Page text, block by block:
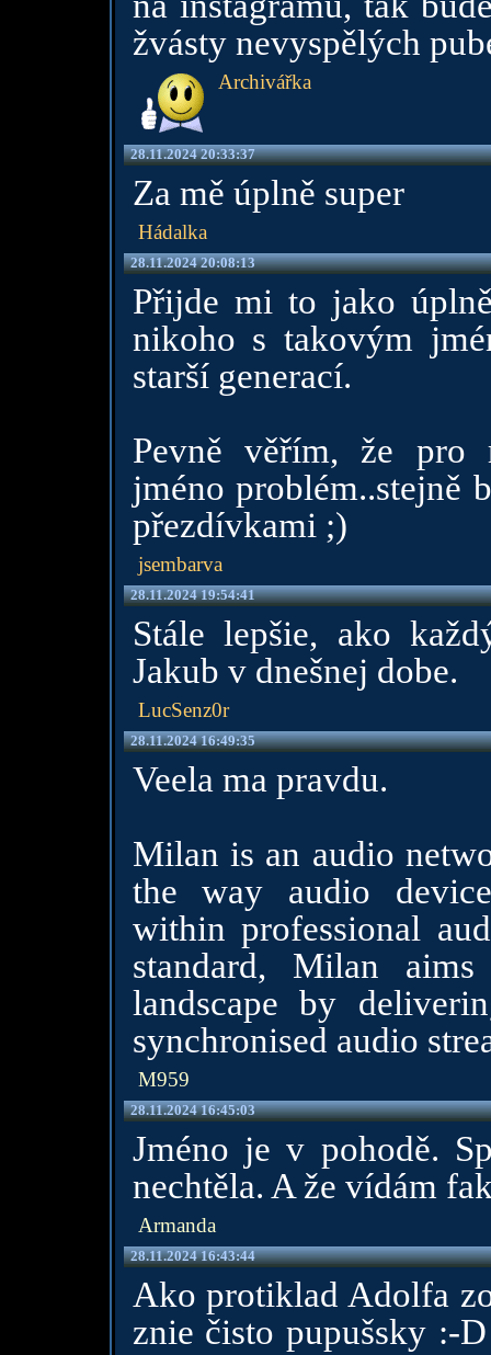
žvásty nevyspělých
Archivářka
28.11.2024 20:33:37
Za mě úplně super
Hádalka
28.11.2024 20:08:13
Přijde mi to jako
nikoho s takovým
starší generací.
Pevně věřím, že pro
jméno problém..stejně
přezdívkami ;)
jsembarva
28.11.2024 19:54:41
Stále lepšie, ako
Jakub v dnešnej dobe.
LucSenz0r
28.11.2024 16:49:35
Veela ma pravdu.
Milan is an audio
the way audio
within professional
standard, Milan
landscape by
synchronised audio
M959
28.11.2024 16:45:03
Jméno je v pohodě.
nechtěla. A že vídám
Armanda
28.11.2024 16:43:44
Ako protiklad Adolfa
znie čisto pupušsky :-